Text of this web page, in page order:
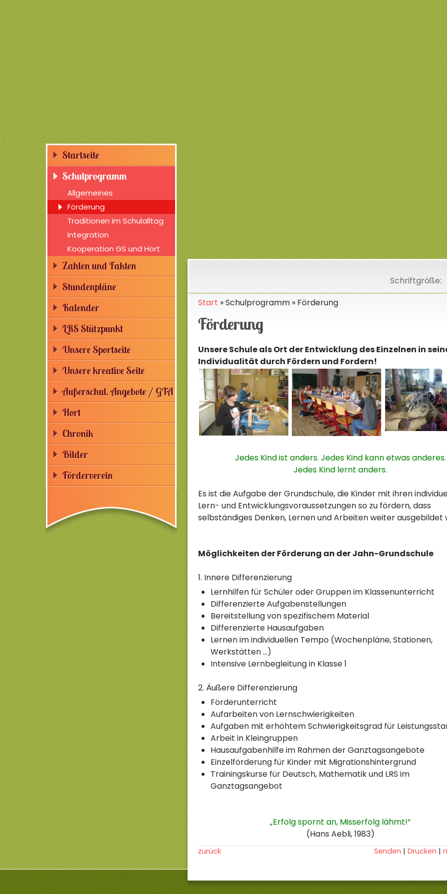
Startseite
Schulprogramm
Allgemeines
Förderung
Traditionen im Schulalltag
Integration
Kooperation GS und Hort
Zahlen und Fakten
Stundenpläne
Kalender
LRS Stützpunkt
Unsere Sportseite
Unsere kreative Seite
Außerschul. Angebote / GTA
Hort
Chronik
Bilder
Förderverein
Schriftgröße:
Start
Schulprogramm Förderung
Förderung
Unsere Schule als Ort der Entwicklung des Einzelnen in
Individualität durch Fördern und Fordern!
Jedes Kind ist anders. Jedes Kind kann etwas anderes.
Jedes Kind lernt anders.
Es ist die Aufgabe der Grundschule, die Kinder mit ihren
Lern- und Entwicklungsvoraussetzungen so zu fördern, dass
selbständiges Denken, Lernen und Arbeiten weiter ausgebildet
Möglichkeiten der Förderung an der Jahn-Grundschule
1. Innere Differenzierung
Lernhilfen für Schüler oder Gruppen im Klassenunterricht
Differenzierte Aufgabenstellungen
Bereitstellung von spezifischem Material
Differenzierte Hausaufgaben
Lernen im individuellen Tempo (Wochenpläne, Stationen,
Werkstätten ...)
Intensive Lernbegleitung in Klasse 1
2. Äußere Differenzierung
Förderunterricht
Aufarbeiten von Lernschwierigkeiten
Aufgaben mit erhöhtem Schwierigkeitsgrad für
Arbeit in Kleingruppen
Hausaufgabenhilfe im Rahmen der Ganztagsangebote
Einzelförderung für Kinder mit Migrationshintergrund
Trainingskurse für Deutsch, Mathematik und LRS im
Ganztagsangebot
„Erfolg spornt an, Misserfolg lähmt!“
(Hans Aebli, 1983)
zurück Senden Drucken